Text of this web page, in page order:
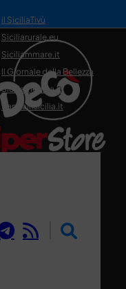
il SiciliaTivù
Siciliarurale.eu
Siciliammare.it
Il Giornale della Bellezza
Siciliamedica.it
Sanitainsicilia.it